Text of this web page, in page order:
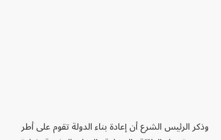
وذكر الرئيس الشرع أن إعادة بناء الدولة تقوم على أطر